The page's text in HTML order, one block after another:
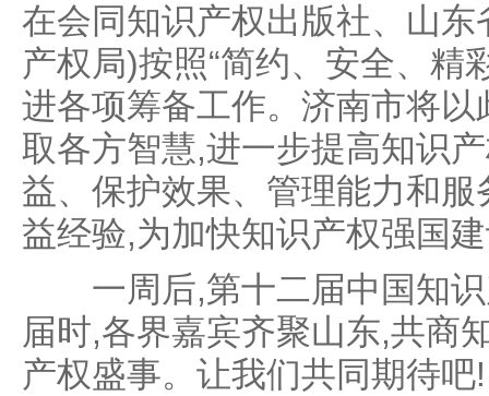
在会同知识产权出版社、山
产权局)按照“简约、安全、精
进各项筹备工作。济南市将
取各方智慧,进一步提高知识
益、保护效果、管理能力和
益经验,为加快知识产权强国
一周后,第十二届中国知识
届时,各界嘉宾齐聚山东,共商
产权盛事。让我们共同期待吧!